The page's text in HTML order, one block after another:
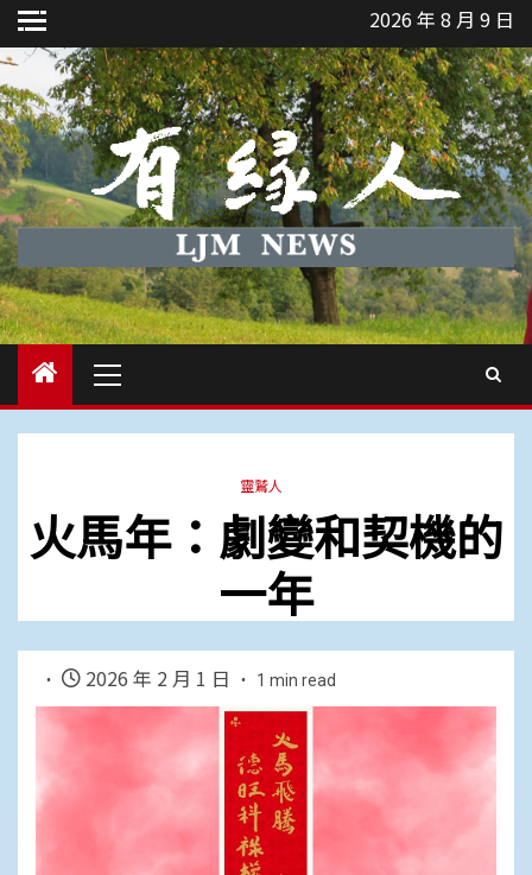
Skip
to
content
2026 年 8 月 9 日
Menu
靈鷲人
火馬年：劇變和契機的
一年
2026 年 2 月 1 日 1 min read